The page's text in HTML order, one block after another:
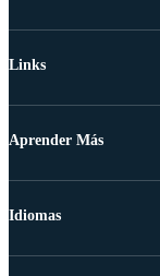
Links
Aprender Más
Idiomas